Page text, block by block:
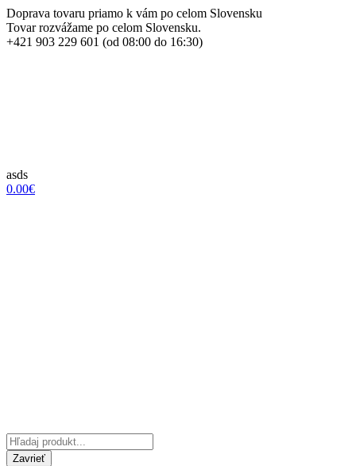
Doprava tovaru priamo k vám po celom Slovensku
Tovar rozvážame po celom Slovensku.
+421 903 229 601 (od 08:00 do 16:30)
asds
0.00€
Zavrieť